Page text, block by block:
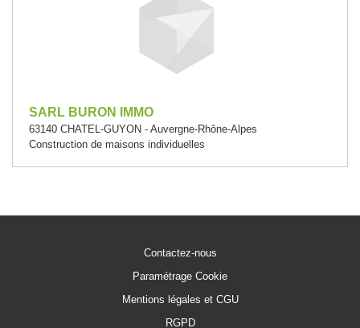
SARL BURON IMMO
63140 CHATEL-GUYON - Auvergne-Rhône-Alpes
Construction de maisons individuelles
Contactez-nous
Paramétrage Cookie
Mentions légales et CGU
RGPD